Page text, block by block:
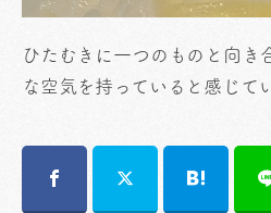
ひたむきに一つのものと向き
な空気を持っていると感じてい